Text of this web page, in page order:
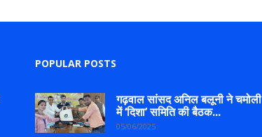
POPULAR POSTS
गढ़वाल सांसद अनिल बलूनी ने चमोली
में ‘दिशा’ समिति की बैठक...
05/06/2025